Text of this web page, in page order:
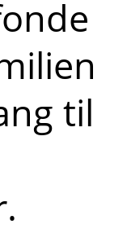
til